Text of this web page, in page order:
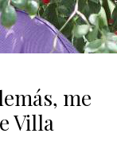
me
Villa